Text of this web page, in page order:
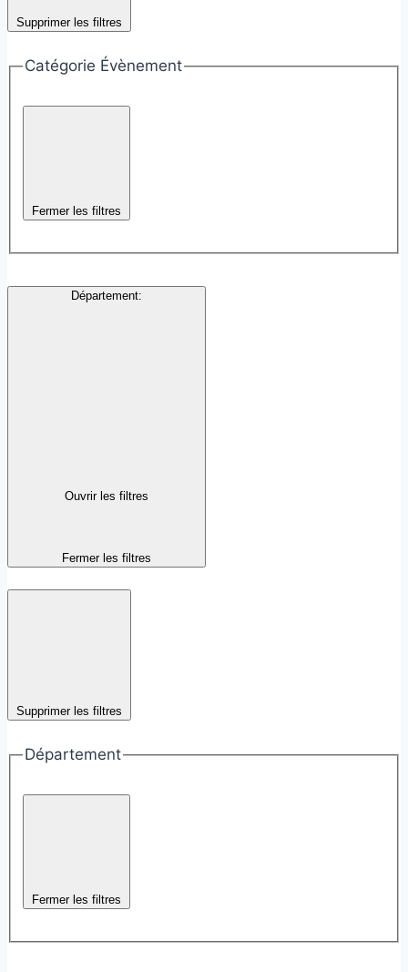
Supprimer les filtres
Catégorie Évènement
Fermer les filtres
Département:
Ouvrir les filtres
Fermer les filtres
Supprimer les filtres
Département
Fermer les filtres